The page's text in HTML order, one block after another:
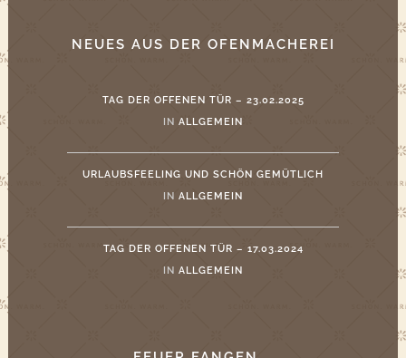
NEUES AUS DER OFENMACHEREI
TAG DER OFFENEN TÜR – 23.02.2025
IN ALLGEMEIN
URLAUBSFEELING UND SCHÖN GEMÜTLICH
IN ALLGEMEIN
TAG DER OFFENEN TÜR – 17.03.2024
IN ALLGEMEIN